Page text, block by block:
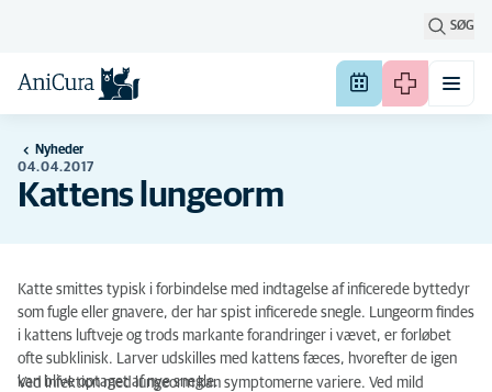
SØG
Nyheder
04.04.2017
Kattens lungeorm
Katte smittes typisk i forbindelse med indtagelse af inficerede byttedyr
som fugle eller gnavere, der har spist inficerede snegle. Lungeorm findes
i kattens luftveje og trods markante forandringer i vævet, er forløbet
ofte subklinisk. Larver udskilles med kattens fæces, hvorefter de igen
kan blive optaget af nye snegle.
Ved infektion med lungeorm kan symptomerne variere. Ved mild